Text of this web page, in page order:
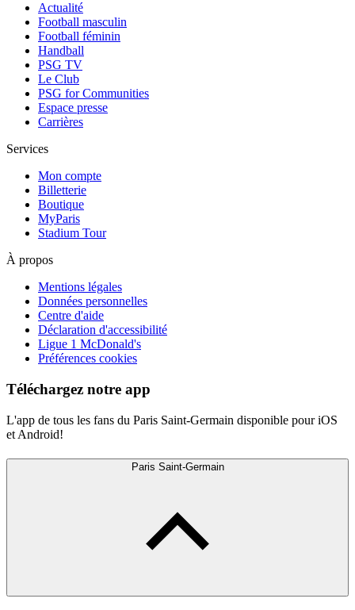
Actualité
Football masculin
Football féminin
Handball
PSG TV
Le Club
PSG for Communities
Espace presse
Carrières
Services
Mon compte
Billetterie
Boutique
MyParis
Stadium Tour
À propos
Mentions légales
Données personnelles
Centre d'aide
Déclaration d'accessibilité
Ligue 1 McDonald's
Préférences cookies
Téléchargez notre app
L'app de tous les fans du Paris Saint-Germain disponible pour iOS
et Android!
Paris Saint-Germain